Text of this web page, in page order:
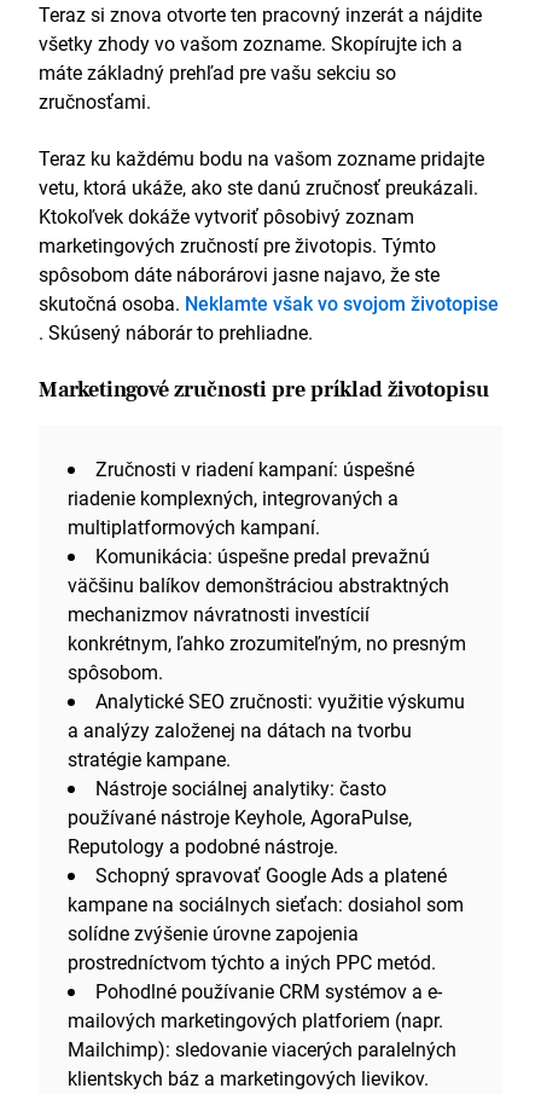
Teraz si znova otvorte ten pracovný inzerát a nájdite
všetky zhody vo vašom zozname. Skopírujte ich a
máte základný prehľad pre vašu sekciu so
zručnosťami.
Teraz ku každému bodu na vašom zozname pridajte
vetu, ktorá ukáže, ako ste danú zručnosť preukázali.
Ktokoľvek dokáže vytvoriť pôsobivý zoznam
marketingových zručností pre životopis. Týmto
spôsobom dáte náborárovi jasne najavo, že ste
skutočná osoba. Neklamte však vo svojom životopise
. Skúsený náborár to prehliadne.
Marketingové zručnosti pre príklad životopisu
Zručnosti v riadení kampaní: úspešné
riadenie komplexných, integrovaných a
multiplatformových kampaní.
Komunikácia: úspešne predal prevažnú
väčšinu balíkov demonštráciou abstraktných
mechanizmov návratnosti investícií
konkrétnym, ľahko zrozumiteľným, no presným
spôsobom.
Analytické SEO zručnosti: využitie výskumu
a analýzy založenej na dátach na tvorbu
stratégie kampane.
Nástroje sociálnej analytiky: často
používané nástroje Keyhole, AgoraPulse,
Reputology a podobné nástroje.
Schopný spravovať Google Ads a platené
kampane na sociálnych sieťach: dosiahol som
solídne zvýšenie úrovne zapojenia
prostredníctvom týchto a iných PPC metód.
Pohodlné používanie CRM systémov a e-
mailových marketingových platforiem (napr.
Mailchimp): sledovanie viacerých paralelných
klientskych báz a marketingových lievikov.